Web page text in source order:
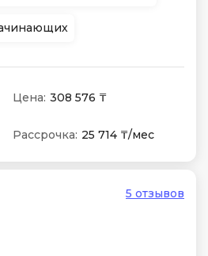
Цена: 308 576 ₸
Рассрочка: 25 714 ₸/мес
5 отзывов